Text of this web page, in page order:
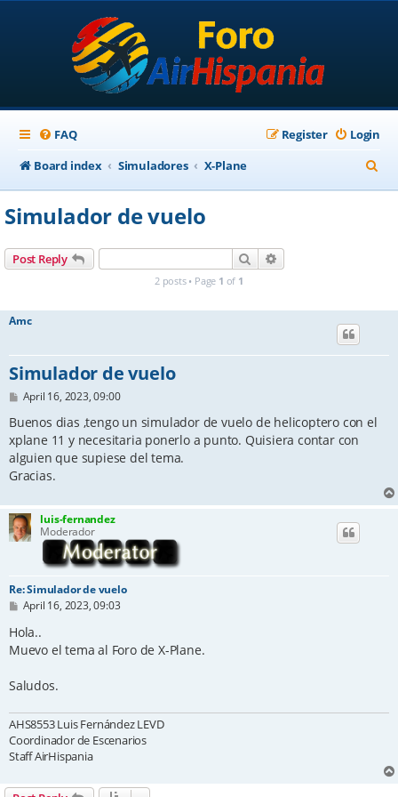
FAQ Login
Register
Board index
Simuladores X-Plane
e
Simulador de vuelo
Post Reply Search
2 posts • Page 1 of 1
Amc
Simulador de vuelo
P
s
April 16, 2023, 09:00
Buenos dias ,tengo un simulador de vuelo de helicoptero con el
xplane 11 y necesitaria ponerlo a punto. Quisiera contar con
alguien que supiese del tema.
Gracias.
luis-fernandez
Moderador
Re: Simulador de vuelo
P
s
t
April 16, 2023, 09:03
Hola..
Muevo el tema al Foro de X-Plane.
Saludos.
AHS8553 Luis Fernández LEVD
Coordinador de Escenarios
Staff AirHispania